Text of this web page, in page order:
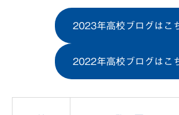
2023年高校ブログはこ
2022年高校ブログはこ